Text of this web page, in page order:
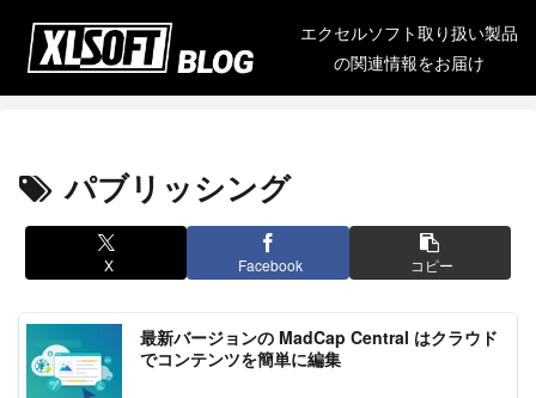
エクセルソフト取り扱い製品
の関連情報をお届け
パブリッシング
X Facebook コピー
最新バージョンの MadCap Central はクラウド
でコンテンツを簡単に編集